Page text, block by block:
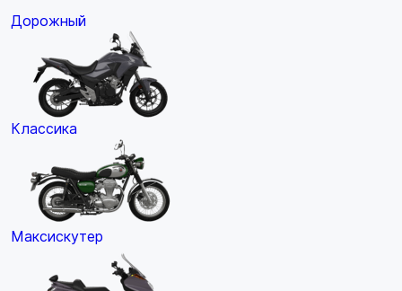
Дорожный
Классика
Максискутер